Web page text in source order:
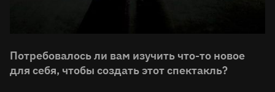
Потребовалось ли вам изучить что-то новое
для себя, чтобы создать этот спектакль?